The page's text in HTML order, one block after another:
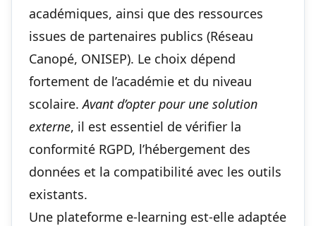
académiques, ainsi que des ressources
issues de partenaires publics (Réseau
Canopé, ONISEP). Le choix dépend
fortement de l’académie et du niveau
scolaire.Avant d’opter pour une solution
externe, il est essentiel de vérifier la
conformité RGPD, l’hébergement des
données et la compatibilité avec les outils
existants.
Une plateforme e-learning est-elle adaptée